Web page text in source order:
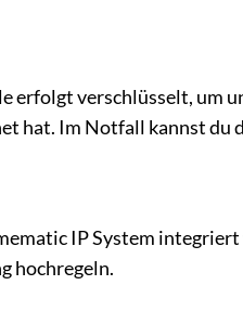
erfolgt verschlüsselt, um
hat. Im Notfall kannst du
IP System
hochregeln.